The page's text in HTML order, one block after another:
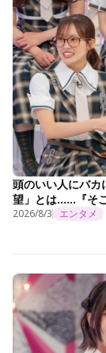
頭のいい人にバカ
望」とは……『そ
2026/8/3 エンタメ